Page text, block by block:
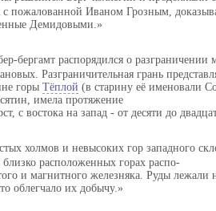
пожалованной Иваном Грозным,
Демидовыми.
бергамт распорядился о разграничении
Разграничительная грань
горы Тёплой (в старину её именовали
имела протяжение
с востока на запад - от десяти до
холмов и невысоких гор западного
расположенных горах распо-
и магнитного железняка. Руды лежали
облегчало их добычу.